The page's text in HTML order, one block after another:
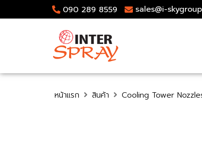
090 289 8559 sales@i-
หน้าแรก สินค้า Cooling Tower